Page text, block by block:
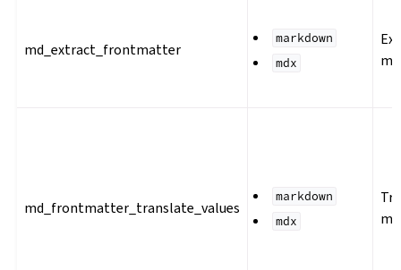
md_extract_frontmatter
markdown
mdx
md_frontmatter_translate_values
markdown
mdx